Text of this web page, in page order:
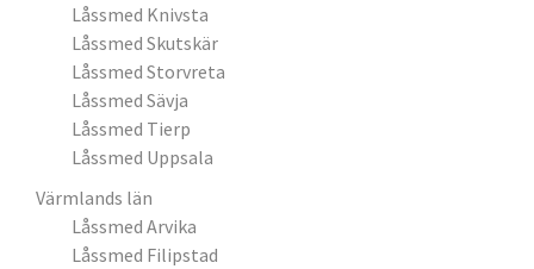
Låssmed Knivsta
Låssmed Skutskär
Låssmed Storvreta
Låssmed Sävja
Låssmed Tierp
Låssmed Uppsala
Värmlands län
Låssmed Arvika
Låssmed Filipstad